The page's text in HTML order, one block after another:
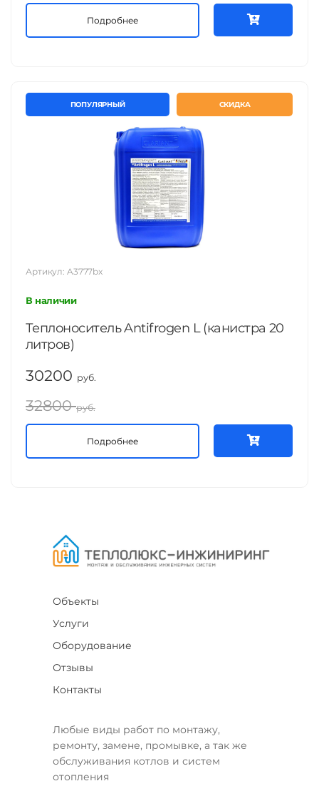
Подробнее
ПОПУЛЯРНЫЙ СКИДКА
Артикул: A3777bx
В наличии
Теплоноситель Antifrogen L (канистра 20
литров)
30200 руб.
32800руб.
Подробнее
Объекты
Услуги
Оборудование
Отзывы
Контакты
Любые виды работ по монтажу,
ремонту, замене, промывке, а так же
обслуживания котлов и систем
отопления